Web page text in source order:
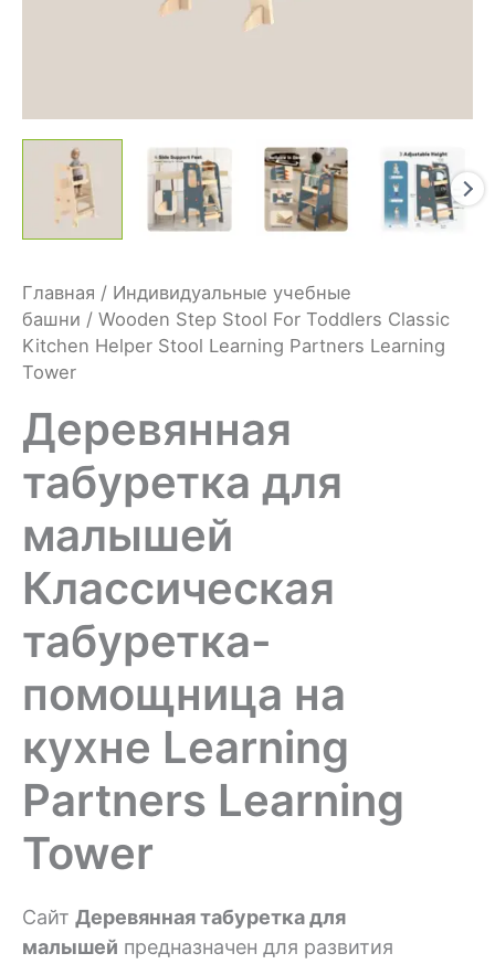
Главная / Индивидуальные учебные
башни / Wooden Step Stool For Toddlers Classic
Kitchen Helper Stool Learning Partners Learning
Tower
Деревянная
табуретка для
малышей
Классическая
табуретка-
помощница на
кухне Learning
Partners Learning
Tower
Сайт Деревянная табуретка для
малышей предназначен для развития